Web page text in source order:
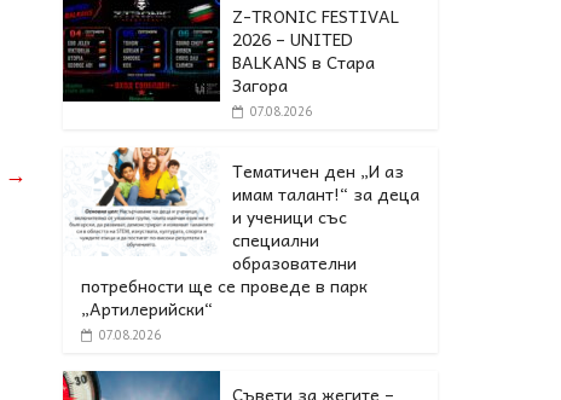
→
Z-TRONIC FESTIVAL
2026 – UNITED
BALKANS в Стара
Загора
07.08.2026
Тематичен ден „И аз
имам талант!“ за деца
и ученици със
специални
образователни
потребности ще се проведе в парк
„Артилерийски“
07.08.2026
Съвети за жегите –